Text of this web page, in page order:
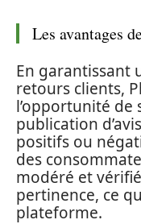
Les avantages
En garantissant
retours clients,
l’opportunité de
publication
positifs ou
des
modéré et
pertinence, ce
plateforme.